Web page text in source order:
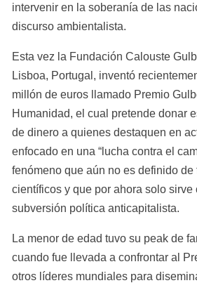
intervenir en la soberanía de las
discurso ambientalista.
Esta vez la Fundación Calouste
Lisboa, Portugal, inventó
millón de euros llamado Premio
Humanidad, el cual pretende donar
de dinero a quienes destaquen en
enfocado en una “lucha contra el
fenómeno que aún no es definido de
científicos y que por ahora solo sirve
subversión política anticapitalista.
La menor de edad tuvo su peak de
cuando fue llevada a confrontar al
otros líderes mundiales para